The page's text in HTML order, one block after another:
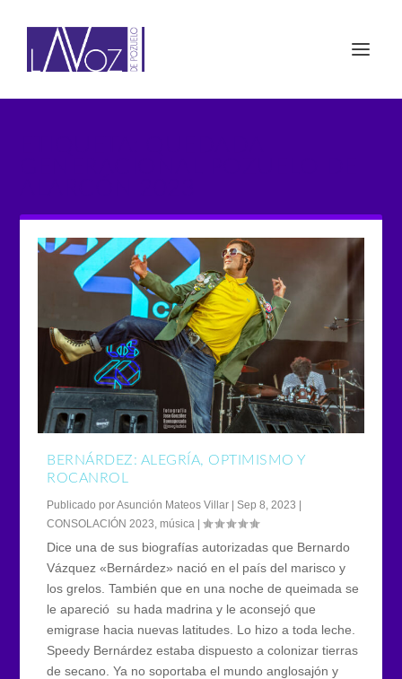
BERNÁRDEZ: ALEGRÍA, OPTIMISMO Y
ROCANROL
Publicado porAsunción Mateos Villar |Sep 8, 2023 |
CONSOLACIÓN 2023 ,música |
Dice una de sus biografías autorizadas que Bernardo
Vázquez «Bernárdez» nació en el país del marisco y
los grelos. También que en una noche de queimada se
le apareció su hada madrina y le aconsejó que
emigrase hacia nuevas latitudes. Lo hizo a toda leche.
Speedy Bernárdez estaba dispuesto a colonizar tierras
de secano. Ya no soportaba el mundo anglosajón y